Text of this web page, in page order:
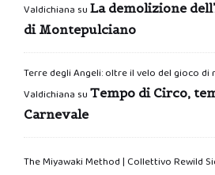
Valdichiana su La demolizione
di Montepulciano
Terre degli Angeli: oltre il velo del gioco di
Valdichiana su Tempo di Circo,
Carnevale
The Miyawaki Method | Collettivo Rewild